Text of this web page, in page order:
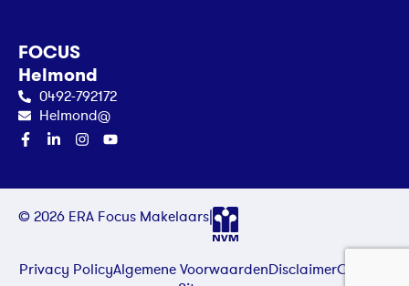
FOCUS
Helmond
0492-792172
Helmond@
© 2026 ERA Focus Makelaars|
Privacy PolicyAlgemene VoorwaardenDisclaimerContact